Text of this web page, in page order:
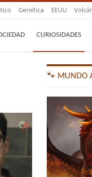
Genética EEUU
CURIOSIDADES
🐾 MUNDO